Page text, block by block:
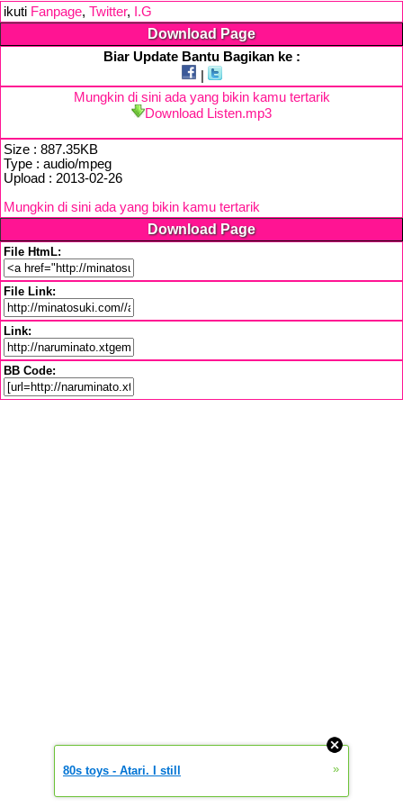
ikuti Fanpage, Twitter, I.G
Download Page
Biar Update Bantu Bagikan ke :
Mungkin di sini ada yang bikin kamu tertarik
Download Listen.mp3
Size : 887.35KB
Type : audio/mpeg
Upload : 2013-02-26
Mungkin di sini ada yang bikin kamu tertarik
Download Page
File HtmL:
File Link:
Link:
BB Code:
80s toys - Atari. I still »